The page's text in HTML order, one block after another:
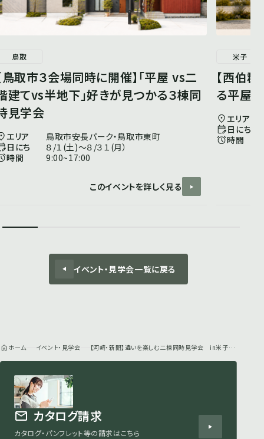
鳥取
鳥取市３会場同時に開催】「平屋 vs二
建てvs半地下」好きが見つかる３棟同
見学会
エリア
鳥取市安長パーク・鳥取市東町
日にち
８/１(土)～８/３１(月）
時間
9:00~17:00
このイベントを詳しく見る
米子
【西伯
る平屋
エリア
日にち
時間
イベント・見学会一覧に戻る
ホーム イベント・見学会 【河崎・新開】違いを楽しむ二棟同時見学会 in米子パーク｜見学会
カタログ請求
カタログ・パンフレット等の請求はこちら